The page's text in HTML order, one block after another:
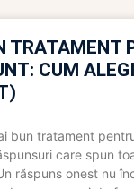
TRATAMENT
CUM
bun tratament
care spun
răspuns onest nu